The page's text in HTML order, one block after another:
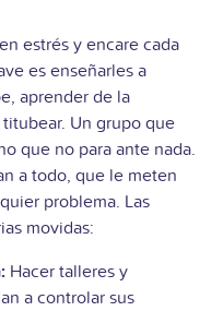
estrés y encare cada
es enseñarles a
aprender de la
Un grupo que
que no para ante nada.
a todo, que le meten
problema. Las
movidas:
Hacer talleres y
a controlar sus